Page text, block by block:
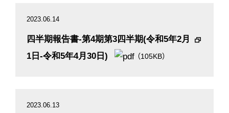
2023.06.14
四半期報告書-第4期第3四半期(令和5年2月
1日-令和5年4月30日)
（105KB）
2023.06.13